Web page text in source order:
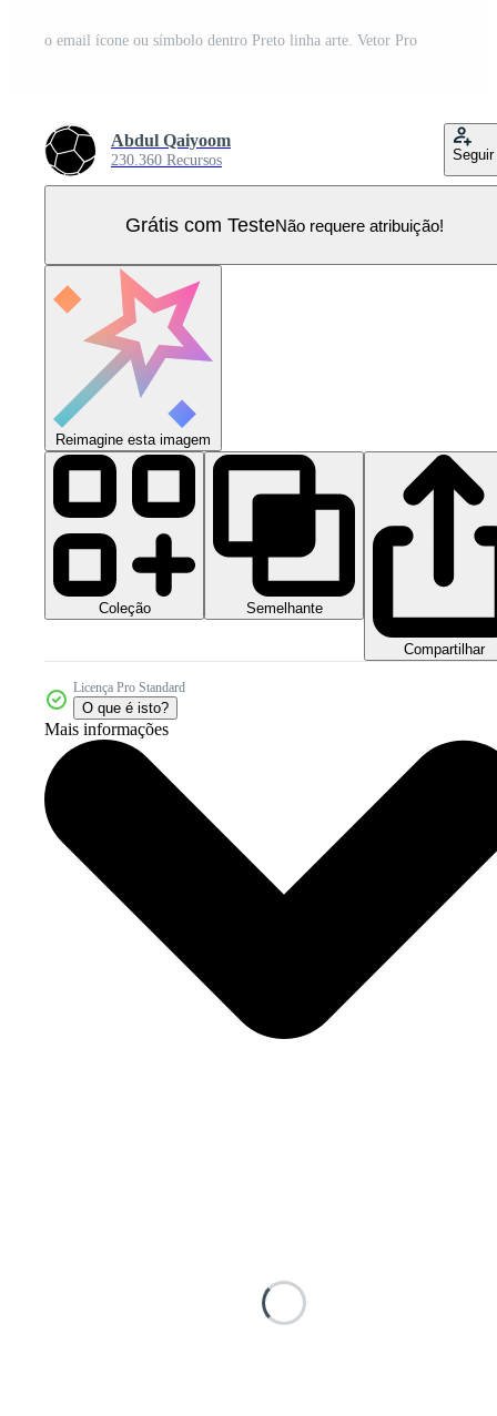
o email ícone ou símbolo dentro Preto linha arte. Vetor Pro
Abdul Qaiyoom
230.360 Recursos Seguir
Grátis com TesteNão requere atribuição!
Reimagine esta imagem
Coleção Semelhante
Compartilhar
Licença Pro Standard
O que é isto?
Mais informações